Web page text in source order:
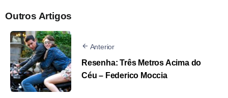
Outros Artigos
Anterior
Resenha: Três Metros Acima do
Céu – Federico Moccia